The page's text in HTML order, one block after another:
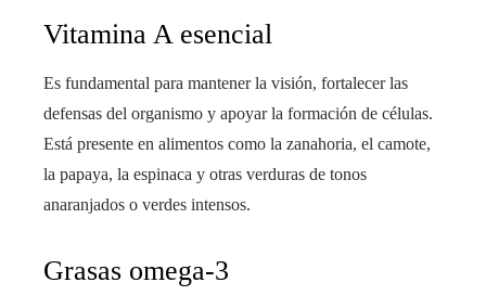
Vitamina A esencial
Es fundamental para mantener la visión, fortalecer las
defensas del organismo y apoyar la formación de células.
Está presente en alimentos como la zanahoria, el camote,
la papaya, la espinaca y otras verduras de tonos
anaranjados o verdes intensos.
Grasas omega-3